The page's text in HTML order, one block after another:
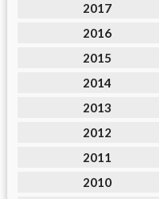
2017
2016
2015
2014
2013
2012
2011
2010